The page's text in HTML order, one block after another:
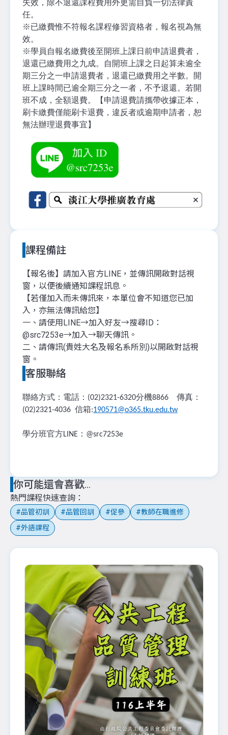
失效，除不退還課程費用外更需自負一切法律責
任。
※已繳費惟不符報名課程修習資格者，報名視為無
效。
※學員自報名繳費後至開班上課日前申請退費者，
退還已繳費用之九成。自開班上課之日起算未逾全
期三分之一申請退費者，退還已繳費用之半數。開
班上課時間已逾全期三分之一者，不予退還。若開
班不成，全額退費。【申請退費請攜帶收據正本，
刷卡繳費僅能刷卡退費，違反者或逾期申請者，恕
無法辦理退費事宜】
課程備註
【報名後】請加入官方LINE，並傳訊開啟對話視
窗，以便後續通知課程訊息。
【若僅加入而未傳訊來，本單位會不知道您已加
入，亦無法傳訊給您】
一、請使用LINE→加入好友→搜尋ID：
@src7253e→加入→聊天傳訊。
二、請傳訊(貴姓大名及報名系所別)以開啟對話視
窗。
客服聯絡
聯絡方式：電話： (02)2321-6320分機8866 傳真：
(02)2321-4036 信箱:190571@o365.tku.edu.tw
學分班官方LINE ： @src7253e
你可能還會喜歡...
熱門課程快速查詢
品管初訓 品管回訓 促參
教師在職進修
外語課程